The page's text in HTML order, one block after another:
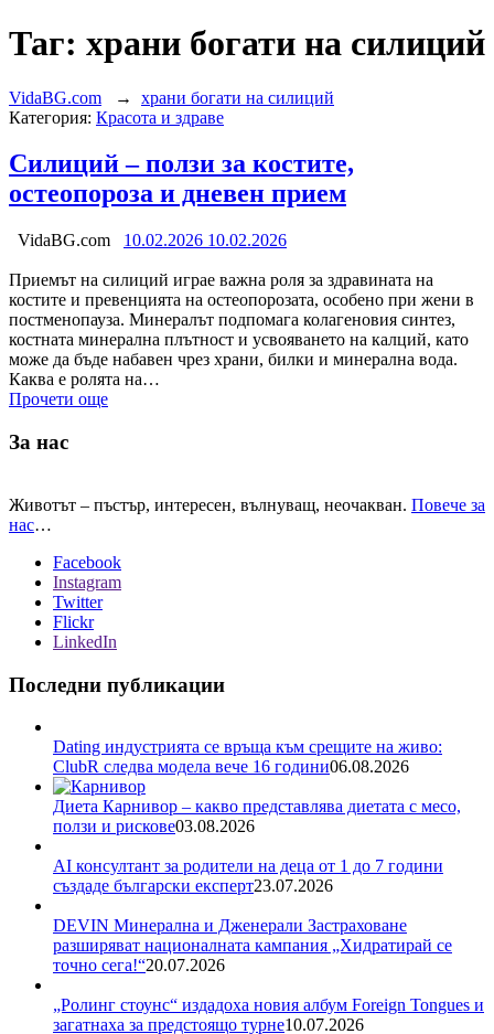
Таг: храни богати на силиций
VidaBG.com → храни богати на силиций
Категория: Красота и здраве
Силиций – ползи за костите,
остеопороза и дневен прием
VidaBG.com 10.02.2026 10.02.2026
Приемът на силиций играе важна роля за здравината на
костите и превенцията на остеопорозата, особено при жени в
постменопауза. Минералът подпомага колагеновия синтез,
костната минерална плътност и усвояването на калций, като
може да бъде набавен чрез храни, билки и минерална вода.
Каква е ролята на…
Прочети още
За нас
Животът – пъстър, интересен, вълнуващ, неочакван. Повече за
нас…
Facebook
Instagram
Twitter
Flickr
LinkedIn
Последни публикации
Dating индустрията се връща към срещите на живо:
ClubR следва модела вече 16 години06.08.2026
Диета Карнивор – какво представлява диетата с месо,
ползи и рискове03.08.2026
AI консултант за родители на деца от 1 до 7 години
създаде български експерт23.07.2026
DEVIN Минерална и Дженерали Застраховане
разширяват националната кампания „Хидратирай се
точно сега!“20.07.2026
„Ролинг стоунс“ издадоха новия албум Foreign Tongues и
загатнаха за предстоящо турне10.07.2026